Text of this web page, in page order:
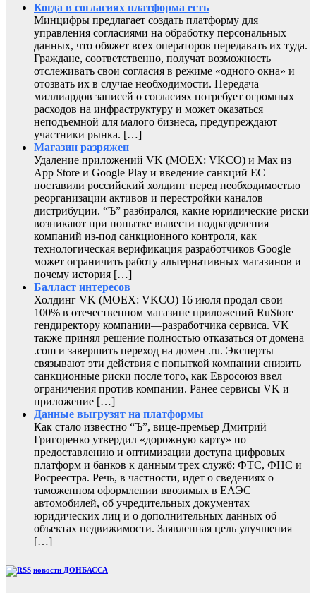
Когда в согласиях платформа есть
Минцифры предлагает создать платформу для
управления согласиями на обработку персональных
данных, что обяжет всех операторов передавать их туда.
Граждане, соответственно, получат возможность
отслеживать свои согласия в режиме «одного окна» и
отозвать их в случае необходимости. Передача
миллиардов записей о согласиях потребует огромных
расходов на инфраструктуру и может оказаться
неподъемной для малого бизнеса, предупреждают
участники рынка. […]
Магазин разряжен
Удаление приложений VK (MOEX: VKCO) и Max из
App Store и Google Play и введение санкций ЕС
поставили российский холдинг перед необходимостью
реорганизации активов и перестройки каналов
дистрибуции. “Ъ” разбирался, какие юридические риски
возникают при попытке вывести подразделения
компаний из-под санкционного контроля, как
технологическая верификация разработчиков Google
может ограничить работу альтернативных магазинов и
почему история […]
Балласт интересов
Холдинг VK (MOEX: VKCO) 16 июля продал свои
100% в отечественном магазине приложений RuStore
гендиректору компании—разработчика сервиса. VK
также принял решение полностью отказаться от домена
.com и завершить переход на домен .ru. Эксперты
связывают эти действия с попыткой компании снизить
санкционные риски после того, как Евросоюз ввел
ограничения против компании. Ранее сервисы VK и
приложение […]
Данные выгрузят на платформы
Как стало известно “Ъ”, вице-премьер Дмитрий
Григоренко утвердил «дорожную карту» по
предоставлению и оптимизации доступа цифровых
платформ и банков к данным трех служб: ФТС, ФНС и
Росреестра. Речь, в частности, идет о сведениях о
таможенном оформлении ввозимых в ЕАЭС
автомобилей, об учредительных документах
юридических лиц и о дополнительных данных об
объектах недвижимости. Заявленная цель улучшения
[…]
новости ДОНБАССА